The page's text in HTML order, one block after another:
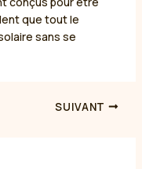
que tout le
sans se
SUIVANT